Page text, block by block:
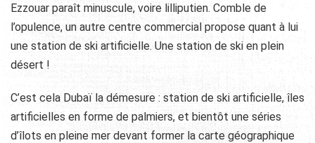
Ezzouar paraît minuscule, voire lilliputien. Comble de
l’opulence, un autre centre commercial propose quant à lui
une station de ski artificielle. Une station de ski en plein
désert !
C’est cela Dubaï la démesure : station de ski artificielle, îles
artificielles en forme de palmiers, et bientôt une séries
d’îlots en pleine mer devant former la carte géographique